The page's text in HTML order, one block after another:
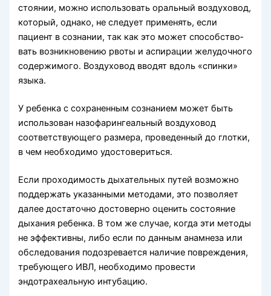
стоянии, можно использовать оральный воздуховод,
который, однако, не следует применять, если
пациент в сознании, так как это может способство­
вать возникновению рвоты и аспирации желудоч­ного
содержимого. Воздуховод вводят вдоль «спин­ки»
языка.
У ребенка с сохраненным сознанием может быть
использован назофарингеальный воздуховод
соответствующего размера, проведенный до глотки,
в чем необходимо удостовериться.
Если проходимость дыхательных путей возмож­но
поддержать указанными методами, это позволя­ет
далее достаточно достоверно оценить состояние
дыхания ребенка. В том же случае, когда эти мето­ды
не эффективны, либо если по данным анамнеза или
обследования подозревается наличие повреж­дения,
требующего ИВЛ, необходимо провести
эндотрахеальную интубацию.